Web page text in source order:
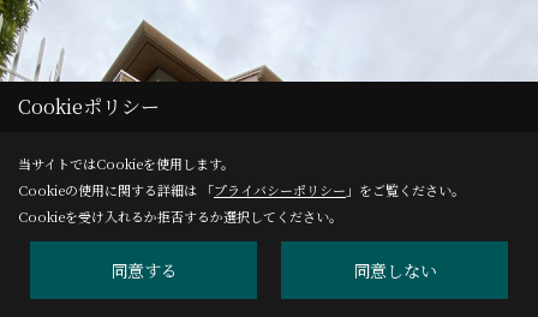
_
Cookieポリシー
当サイトではCookieを使用します。
Cookieの使用に関する詳細は 「プライバシーポリシー 」をご覧ください。
Cookieを受け入れるか拒否するか選択してください。
同意する 同意しない